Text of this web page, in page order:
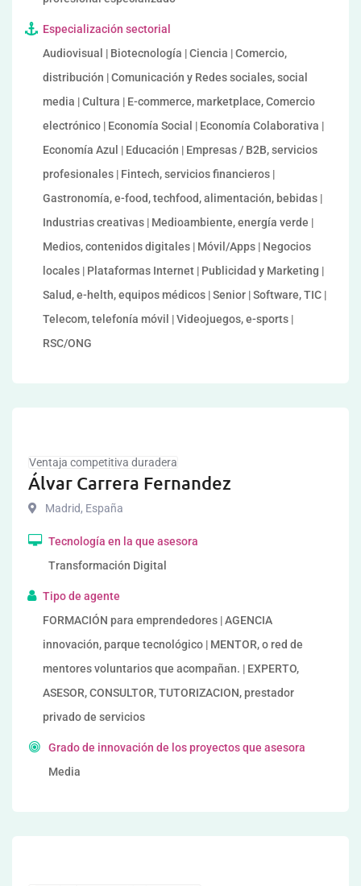
Especialización sectorial
Audiovisual | Biotecnología | Ciencia | Comercio,
distribución | Comunicación y Redes sociales, social
media | Cultura | E-commerce, marketplace, Comercio
electrónico | Economía Social | Economía Colaborativa |
Economía Azul | Educación | Empresas / B2B, servicios
profesionales | Fintech, servicios financieros |
Gastronomía, e-food, techfood, alimentación, bebidas |
Industrias creativas | Medioambiente, energía verde |
Medios, contenidos digitales | Móvil/Apps | Negocios
locales | Plataformas Internet | Publicidad y Marketing |
Salud, e-helth, equipos médicos | Senior | Software, TIC |
Telecom, telefonía móvil | Videojuegos, e-sports |
RSC/ONG
Ventaja competitiva duradera
Álvar Carrera Fernandez
Madrid, España
Tecnología en la que asesora
Transformación Digital
Tipo de agente
FORMACIÓN para emprendedores | AGENCIA
innovación, parque tecnológico | MENTOR, o red de
mentores voluntarios que acompañan. | EXPERTO,
ASESOR, CONSULTOR, TUTORIZACION, prestador
privado de servicios
Grado de innovación de los proyectos que asesora
Media